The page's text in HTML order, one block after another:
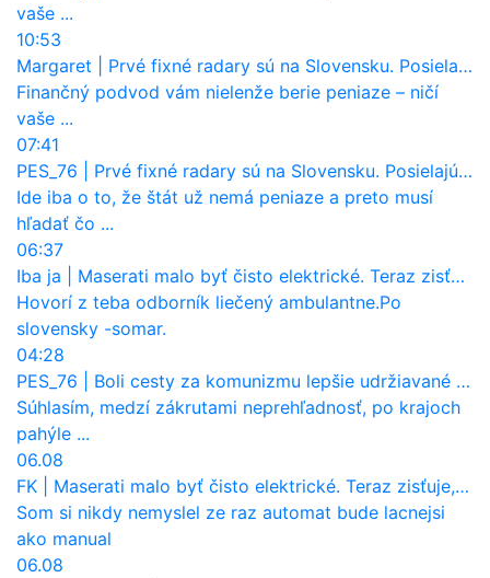
vaše ...
10:53
Margaret
Prvé fixné radary sú na Slovensku. Posielajú už pokuty? Ukáže ich Waze?
Finančný podvod vám nielenže berie peniaze – ničí
vaše ...
07:41
PES_76
Prvé fixné radary sú na Slovensku. Posielajú už pokuty? Ukáže ich Waze?
Ide iba o to, že štát už nemá peniaze a preto musí
hľadať čo ...
06:37
Iba ja
Maserati malo byť čisto elektrické. Teraz zisťuje, že potrebuje nový osemvalcový motor
Hovorí z teba odborník liečený ambulantne.Po
slovensky -somar.
04:28
PES_76
Boli cesty za komunizmu lepšie udržiavané ako dnes?
Súhlasím, medzí zákrutami neprehľadnosť, po krajoch
pahýle ...
06.08
FK
Maserati malo byť čisto elektrické. Teraz zisťuje, že potrebuje nový osemvalcový motor
Som si nikdy nemyslel ze raz automat bude lacnejsi
ako manual
06.08